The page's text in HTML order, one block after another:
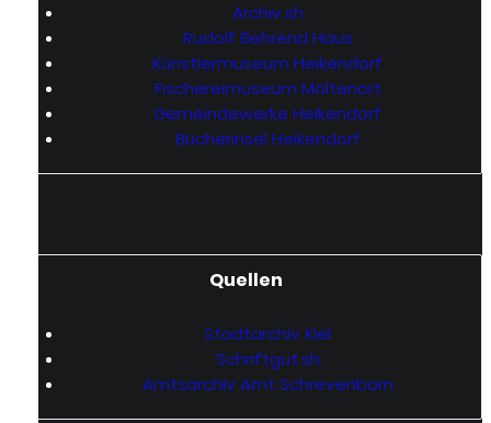
Archiv.sh
Rudolf Behrend Haus
Künstlermuseum Heikendorf
Fischereimuseum Möltenort
Gemeindewerke Heikendorf
Bücherinsel Heikendorf
Quellen
Stadtarchiv Kiel
Schriftgut.sh
Amtsarchiv Amt Schrevenborn